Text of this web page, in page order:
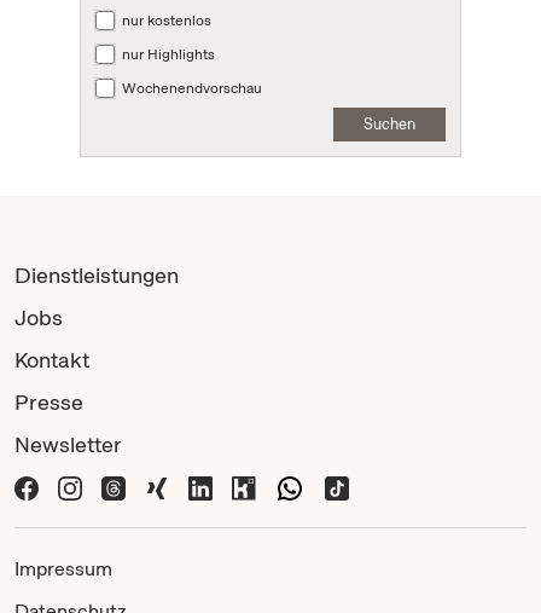
nur kostenlos
nur Highlights
Wochenendvorschau
Suchen
Dienstleistungen
Jobs
Kontakt
Presse
Newsletter
Impressum